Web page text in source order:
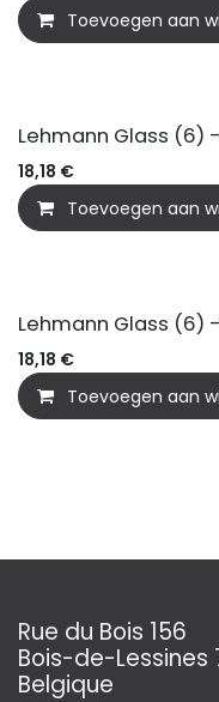
Toevoegen aan
Lehmann Glass (6)
18,18 €
Toevoegen aan
Lehmann Glass (6)
18,18 €
Toevoegen aan
Rue du Bois 156
Bois-de-Lessines
Belgique